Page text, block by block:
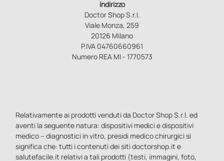
Indirizzo
Doctor Shop S.r.l.
Viale Monza, 259
20126 Milano
P.IVA 04760660961
Numero REA MI - 1770573
Relativamente ai prodotti venduti da Doctor Shop S.r.l. ed
aventi la seguente natura: dispositivi medici e dispositivi
medico – diagnostici in vitro, presidi medico chirurgici si
significa che: tutti i contenuti dei siti doctorshop.it e
salutefacile.it relativi a tali prodotti (testi, immagini, foto,